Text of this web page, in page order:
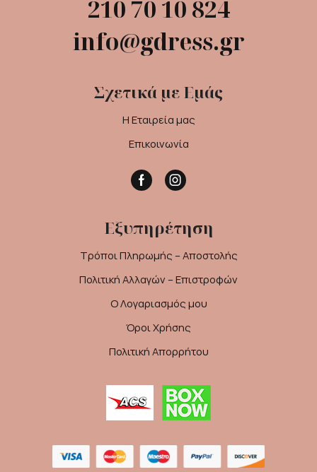
210 70 10 824
info@gdress.gr
Σχετικά με Εμάς
Η Εταιρεία μας
Επικοινωνία
FacebookInstagram
Εξυπηρέτηση
Τρόποι Πληρωμής – Αποστολής
Πολιτική Αλλαγών – Επιστροφών
Ο Λογαριασμός μου
Όροι Χρήσης
Πολιτική Απορρήτου